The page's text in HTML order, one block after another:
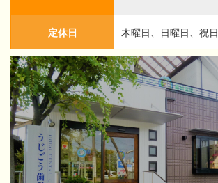
定休日 木曜日、日曜日、祝日